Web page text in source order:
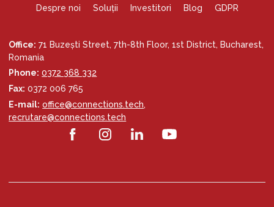
Despre noi Soluții Investitori Blog GDPR
Office: 71 Buzești Street, 7th-8th Floor, 1st District, Bucharest,
Romania
Phone: 0372 368 332
Fax: 0372 006 765
E-mail: office@connections.tech,
recrutare@connections.tech